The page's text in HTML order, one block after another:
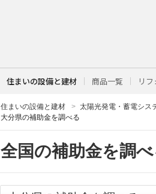
住まいの設備と建材 商品一覧 リ
住まいの設備と建材
太陽光発電・蓄電シス
大分県の補助金を調べる
全国の補助金を調